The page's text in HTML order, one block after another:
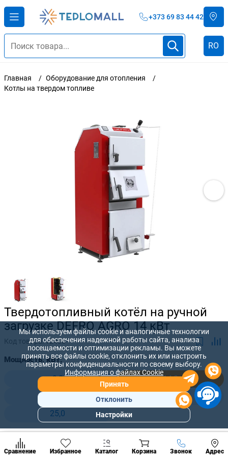
+373 69 83 44 42
RO
Главная
Оборудование для отопления
Котлы на твердом топливе
Твердотопливный котёл на ручной
загрузке DEFRO AGRO 14 кВт
Код товара:12458
Мощность, кВт:
9,0
14,0
20,0
25,0
36 465 лей
33 150лей +
Сравнение Избранное Каталог Корзина Звонок Адрес
Позвонить
разделы
Мы используем файлы cookie и аналогичные технологии
для обеспечения надежной работы сайта, анализа
посещаемости и оптимизации рекламы. Вы можете
принять все файлы cookie, отклонить их или настроить
параметры конфиденциальности по своему выбору.
Информация о файлах Cookie
Принять
Отклонить
Настройки